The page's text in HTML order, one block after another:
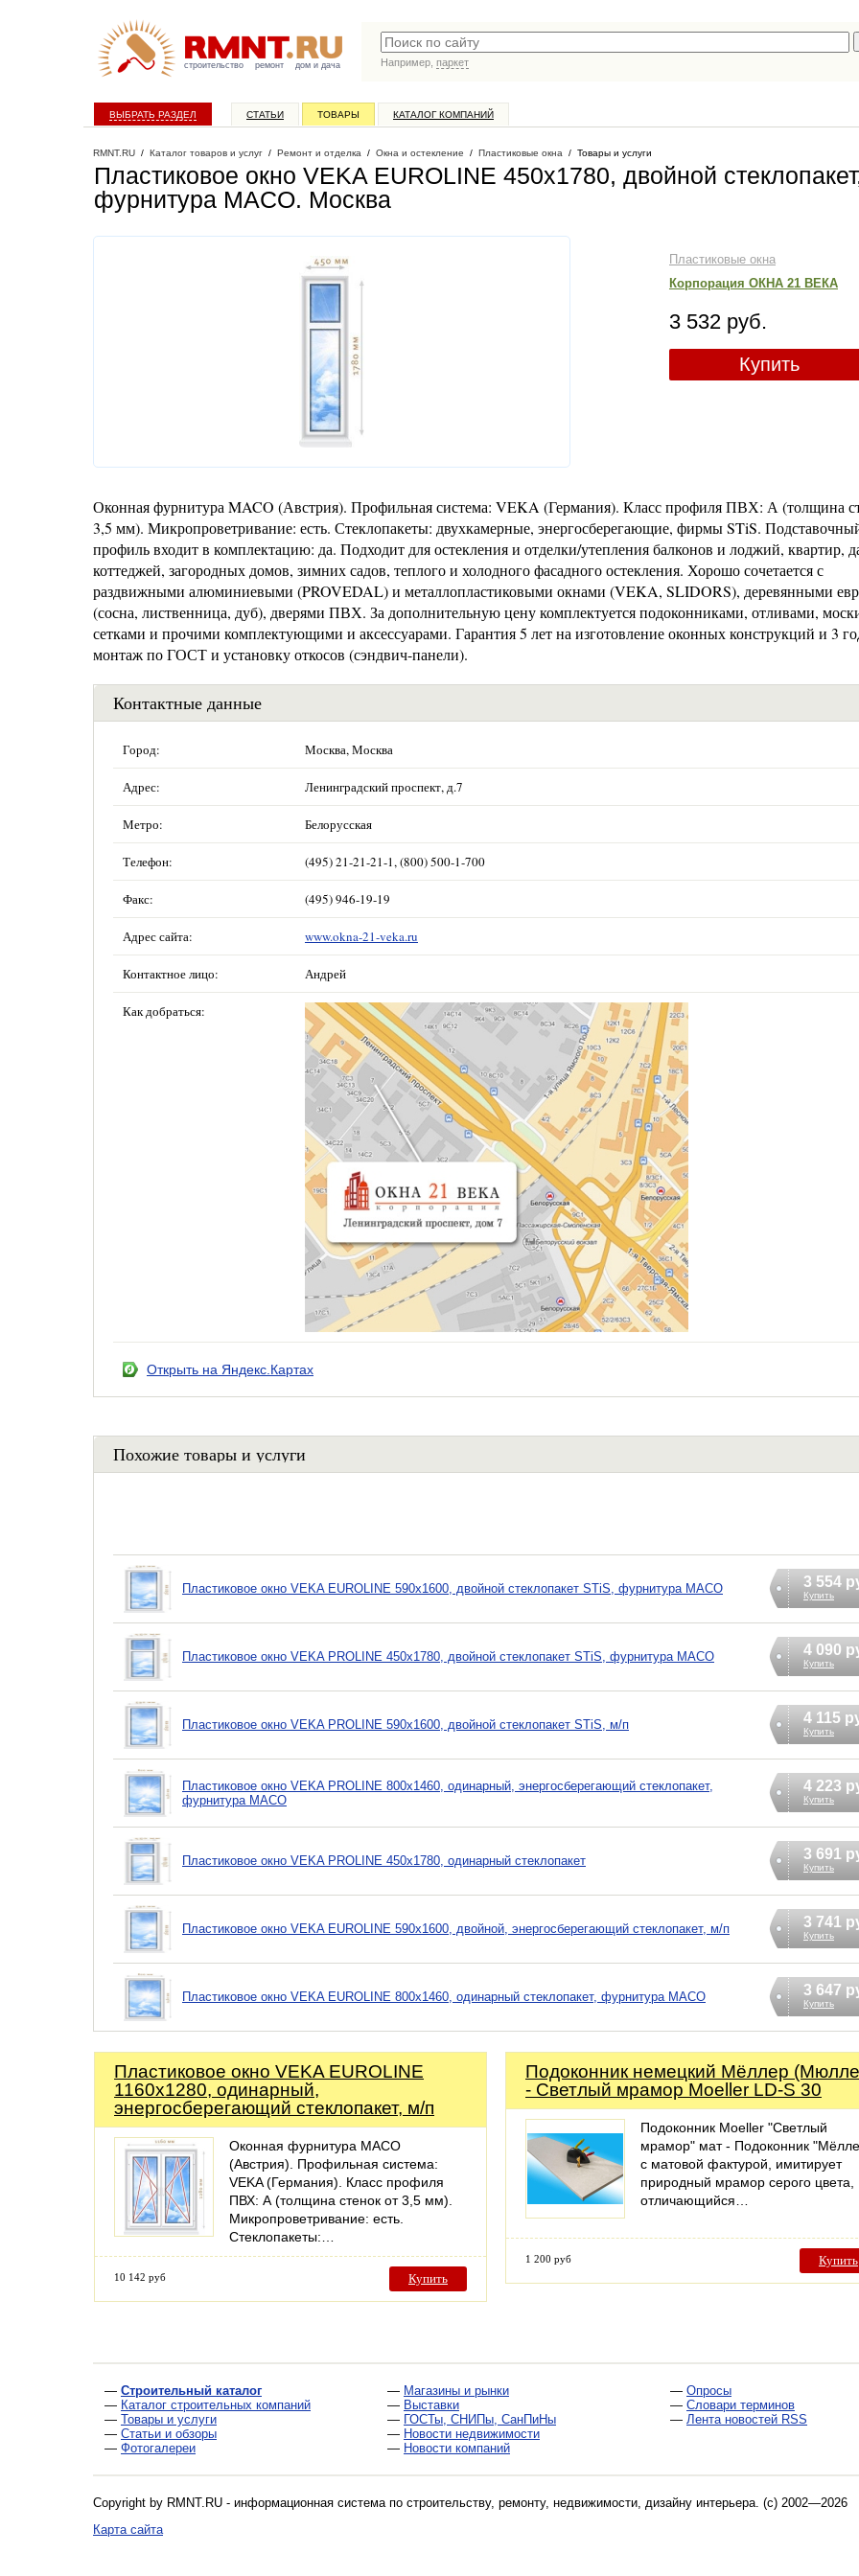
строительство ремонт дом и дача Например, паркет
ВЫБРАТЬ РАЗДЕЛ СТАТЬИ ТОВАРЫ КАТАЛОГ КОМПАНИЙ
RMNT.RU / Каталог товаров и услуг / Ремонт и отделка / Окна и остекление / Пластиковые окна / Товары и услуги
Пластиковое окно VEKA EUROLINE 450х1780, двойной
фурнитура MACO. Москва
Пластиковые окна
Корпорация ОКНА 21 ВЕКА
3 532 руб.
Купить
Оконная фурнитура MACO (Австрия). Профильная система: VEKA (Германия). Класс профиля ПВХ: А (толщина
3,5 мм). Микропроветривание: есть. Стеклопакеты: двухкамерные, энергосберегающие, фирмы STiS.
профиль входит в комплектацию: да. Подходит для остекления и отделки/утепления балконов и лоджий, квартир,
коттеджей, загородных домов, зимних садов, теплого и холодного фасадного остекления. Хорошо сочетается с
раздвижными алюминиевыми (PROVEDAL) и металлопластиковыми окнами (VEKA, SLIDORS), деревянными
(сосна, лиственница, дуб), дверями ПВХ. За дополнительную цену комплектуется подоконниками, отливами,
сетками и прочими комплектующими и аксессуарами. Гарантия 5 лет на изготовление оконных конструкций и 3
монтаж по ГОСТ и установку откосов (сэндвич-панели).
Контактные данные
Город: Москва, Москва
Адрес: Ленинградский проспект, д.7
Метро: Белорусская
Телефон: (495) 21-21-21-1, (800) 500-1-700
Факс: (495) 946-19-19
Адрес сайта: www.okna-21-veka.ru
Контактное лицо: Андрей
Как добраться:
Открыть на Яндекс.Картах
Похожие товары и услуги
Пластиковое окно VEKA EUROLINE 590х1600, двойной стеклопакет STiS, фурнитура MACO 3 554
Купить
Пластиковое окно VEKA PROLINE 450х1780, двойной стеклопакет STiS, фурнитура MACO 4 090
Купить
Пластиковое окно VEKA PROLINE 590х1600, двойной стеклопакет STiS, м/п 4 115
Купить
Пластиковое окно VEKA PROLINE 800х1460, одинарный, энергосберегающий стеклопакет,
фурнитура MACO
4 223
Купить
Пластиковое окно VEKA PROLINE 450х1780, одинарный стеклопакет 3 691
Купить
Пластиковое окно VEKA EUROLINE 590х1600, двойной, энергосберегающий стеклопакет, м/п 3 741
Купить
Пластиковое окно VEKA EUROLINE 800х1460, одинарный стеклопакет, фурнитура MACO 3 647
Купить
Пластиковое окно VEKA EUROLINE
1160х1280, одинарный,
энергосберегающий стеклопакет, м/п
Оконная фурнитура MACO
(Австрия). Профильная система:
VEKA (Германия). Класс профиля
ПВХ: А (толщина стенок от 3,5 мм).
Микропроветривание: есть.
Стеклопакеты:…
10 142 руб Купить
Подоконник немецкий Мёллер
- Светлый мрамор Moeller LD-S 30
Подоконник Moeller "Светлый
мрамор" мат - Подоконник
с матовой фактурой, имитирует
природный мрамор серого цвета,
отличающийся…
1 200 руб Купить
— Строительный каталог
— Каталог строительных компаний
— Товары и услуги
— Статьи и обзоры
— Фотогалереи
— Магазины и рынки
— Выставки
— ГОСТы, СНИПы, СанПиНы
— Новости недвижимости
— Новости компаний
— Опросы
— Словари терминов
— Лента новостей RSS
Copyright by RMNT.RU - информационная система по строительству, ремонту, недвижимости, дизайну интерьера. (c) 2002—2026
Карта сайта